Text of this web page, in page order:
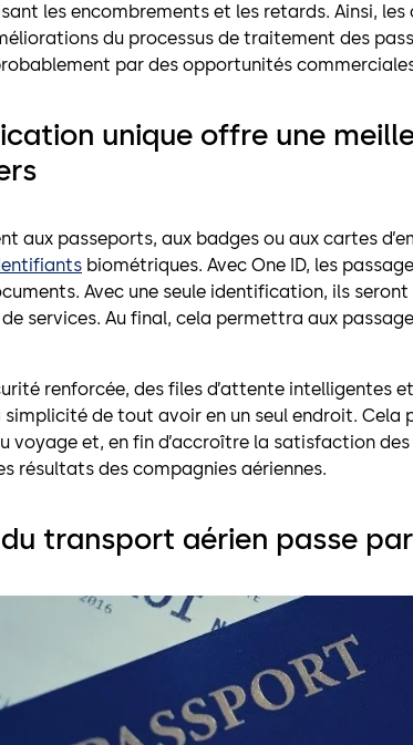
les encombrements et les retards. Ainsi,
du processus de traitement des
par des opportunités
unique offre une
aux passeports, aux badges ou aux cartes
biométriques. Avec One ID, les
Avec une seule identification, ils
services. Au final, cela permettra aux
renforcée, des files d’attente intelligentes
de tout avoir en un seul endroit. Cela
voyage et, en fin d’accroître la satisfaction
résultats des compagnies aériennes.
du transport aérien passe